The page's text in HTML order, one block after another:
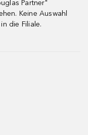
Partner"
Keine Auswahl
die Filiale.